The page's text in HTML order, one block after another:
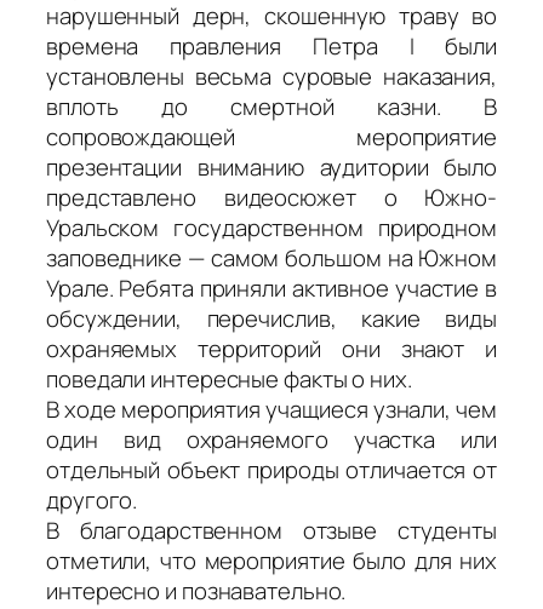
нарушенный дерн, скошенную траву во
времена правления Петра I были
установлены весьма суровые наказания,
вплоть до смертной казни. В
сопровождающей мероприятие
презентации вниманию аудитории было
представлено видеосюжет о Южно-
Уральском государственном природном
заповеднике — самом большом на Южном
Урале. Ребята приняли активное участие в
обсуждении, перечислив, какие виды
охраняемых территорий они знают и
поведали интересные факты о них.
В ходе мероприятия учащиеся узнали, чем
один вид охраняемого участка или
отдельный объект природы отличается от
другого.
В благодарственном отзыве студенты
отметили, что мероприятие было для них
интересно и познавательно.